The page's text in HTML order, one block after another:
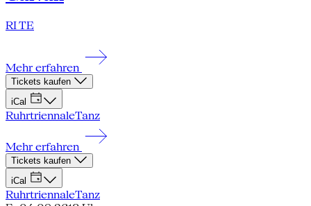
RI TE
Mehr erfahren
Tickets kaufen
iCal
RuhrtriennaleTanz
Mehr erfahren
Tickets kaufen
iCal
RuhrtriennaleTanz